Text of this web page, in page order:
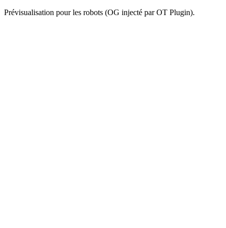
Prévisualisation pour les robots (OG injecté par OT Plugin).